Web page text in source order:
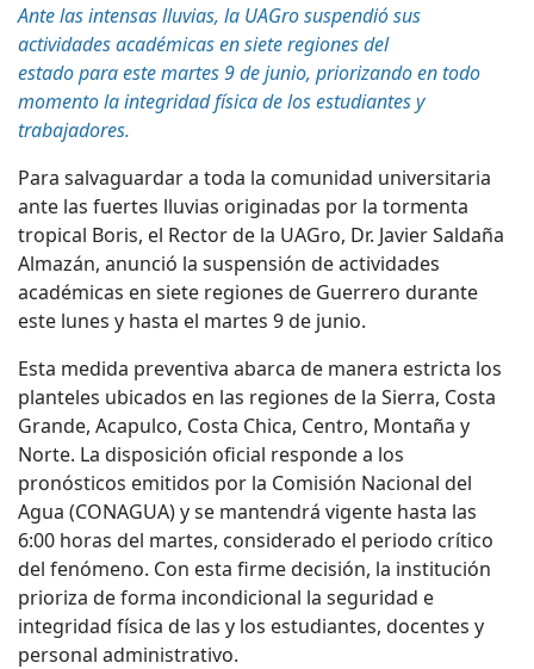
Ante las intensas lluvias, la UAGro suspendió sus
actividades académicas en siete regiones del
estadoparaeste martes9 de junio, priorizando en todo
momento la integridad física de los estudiantes y
trabajadores.
Para salvaguardar a toda la comunidad universitaria
ante las fuertes lluvias originadas por la tormenta
tropical Boris, el Rector de la UAGro, Dr. Javier Saldaña
Almazán, anunció la suspensión de actividades
académicas en siete regiones de Guerrero durante
este lunes y hasta el martes 9 de junio.
Esta medida preventiva abarca de manera estricta los
planteles ubicados en las regiones de la Sierra, Costa
Grande, Acapulco, Costa Chica, Centro, Montaña y
Norte. La disposición oficial respondea los
pronósticos emitidos por la Comisión Nacional del
Agua (CONAGUA)y se mantendrá vigente hasta las
6:00 horas del martes, considerado el periodo crítico
del fenómeno. Con esta firme decisión, la institución
prioriza de forma incondicional la seguridad e
integridad física de las y los estudiantes, docentes y
personal administrativo.